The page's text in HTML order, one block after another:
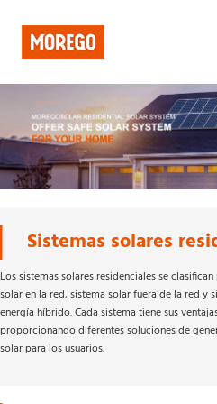
Sistemas solares
Los sistemas solares residenciales se
solar en la red, sistema solar fuera de la red y
energía híbrido. Cada sistema tiene sus
proporcionando diferentes soluciones de
solar para los usuarios.